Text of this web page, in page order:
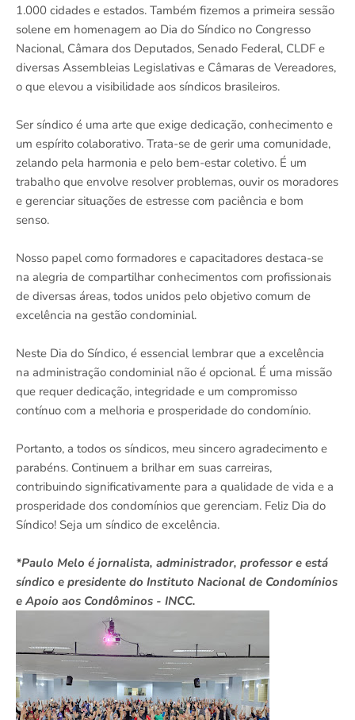
1.000 cidades e estados. Também fizemos a primeira sessão
solene em homenagem ao Dia do Síndico no Congresso
Nacional, Câmara dos Deputados, Senado Federal, CLDF e
diversas Assembleias Legislativas e Câmaras de Vereadores,
o que elevou a visibilidade aos síndicos brasileiros.
Ser síndico é uma arte que exige dedicação, conhecimento e
um espírito colaborativo. Trata-se de gerir uma comunidade,
zelando pela harmonia e pelo bem-estar coletivo. É um
trabalho que envolve resolver problemas, ouvir os moradores
e gerenciar situações de estresse com paciência e bom
senso.
Nosso papel como formadores e capacitadores destaca-se
na alegria de compartilhar conhecimentos com profissionais
de diversas áreas, todos unidos pelo objetivo comum de
excelência na gestão condominial.
Neste Dia do Síndico, é essencial lembrar que a excelência
na administração condominial não é opcional. É uma missão
que requer dedicação, integridade e um compromisso
contínuo com a melhoria e prosperidade do condomínio.
Portanto, a todos os síndicos, meu sincero agradecimento e
parabéns. Continuem a brilhar em suas carreiras,
contribuindo significativamente para a qualidade de vida e a
prosperidade dos condomínios que gerenciam. Feliz Dia do
Síndico! Seja um síndico de excelência.
*Paulo Melo é jornalista, administrador, professor e está
síndico e presidente do Instituto Nacional de Condomínios
e Apoio aos Condôminos - INCC.